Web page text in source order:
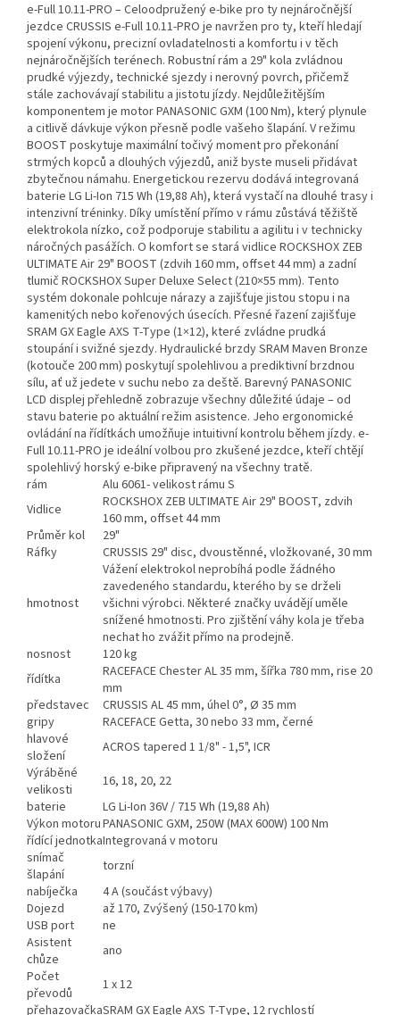
e-Full 10.11-PRO – Celoodpružený e-bike pro ty nejnáročnější
jezdce CRUSSIS e-Full 10.11-PRO je navržen pro ty, kteří hledají
spojení výkonu, precizní ovladatelnosti a komfortu i v těch
nejnáročnějších terénech. Robustní rám a 29" kola zvládnou
prudké výjezdy, technické sjezdy i nerovný povrch, přičemž
stále zachovávají stabilitu a jistotu jízdy. Nejdůležitějším
komponentem je motor PANASONIC GXM (100 Nm), který plynule
a citlivě dávkuje výkon přesně podle vašeho šlapání. V režimu
BOOST poskytuje maximální točivý moment pro překonání
strmých kopců a dlouhých výjezdů, aniž byste museli přidávat
zbytečnou námahu. Energetickou rezervu dodává integrovaná
baterie LG Li-Ion 715 Wh (19,88 Ah), která vystačí na dlouhé trasy i
intenzivní tréninky. Díky umístění přímo v rámu zůstává těžiště
elektrokola nízko, což podporuje stabilitu a agilitu i v technicky
náročných pasážích. O komfort se stará vidlice ROCKSHOX ZEB
ULTIMATE Air 29" BOOST (zdvih 160 mm, offset 44 mm) a zadní
tlumič ROCKSHOX Super Deluxe Select (210×55 mm). Tento
systém dokonale pohlcuje nárazy a zajišťuje jistou stopu i na
kamenitých nebo kořenových úsecích. Přesné řazení zajišťuje
SRAM GX Eagle AXS T-Type (1×12), které zvládne prudká
stoupání i svižné sjezdy. Hydraulické brzdy SRAM Maven Bronze
(kotouče 200 mm) poskytují spolehlivou a prediktivní brzdnou
sílu, ať už jedete v suchu nebo za deště. Barevný PANASONIC
LCD displej přehledně zobrazuje všechny důležité údaje – od
stavu baterie po aktuální režim asistence. Jeho ergonomické
ovládání na řídítkách umožňuje intuitivní kontrolu během jízdy. e-
Full 10.11-PRO je ideální volbou pro zkušené jezdce, kteří chtějí
spolehlivý horský e-bike připravený na všechny tratě.
rám
Alu 6061- velikost rámu S
Vidlice
ROCKSHOX ZEB ULTIMATE Air 29" BOOST, zdvih
160 mm, offset 44 mm
Průměr kol
29"
Ráfky
CRUSSIS 29" disc, dvoustěnné, vložkované, 30 mm
hmotnost
Vážení elektrokol neprobíhá podle žádného
zavedeného standardu, kterého by se drželi
všichni výrobci. Některé značky uvádějí uměle
snížené hmotnosti. Pro zjištění váhy kola je třeba
nechat ho zvážit přímo na prodejně.
nosnost
120 kg
řídítka
RACEFACE Chester AL 35 mm, šířka 780 mm, rise 20
mm
představec
CRUSSIS AL 45 mm, úhel 0°, Ø 35 mm
gripy
RACEFACE Getta, 30 nebo 33 mm, černé
hlavové
složení
ACROS tapered 1 1/8" - 1,5", ICR
Výráběné
velikosti
16, 18, 20, 22
baterie
LG Li-Ion 36V / 715 Wh (19,88 Ah)
Výkon motoruPANASONIC GXM, 250W (MAX 600W) 100 Nm
řídící jednotkaIntegrovaná v motoru
snímač
šlapání
torzní
nabíječka
4 A (součást výbavy)
Dojezd
až 170, Zvýšený (150-170 km)
USB port
ne
Asistent
chůze
ano
Počet
převodů
1 x 12
přehazovačkaSRAM GX Eagle AXS T-Type, 12 rychlostí